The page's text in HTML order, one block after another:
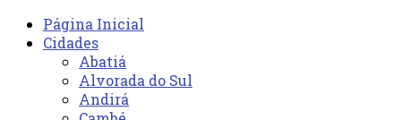
Página Inicial
Cidades
Abatiá
Alvorada do Sul
Andirá